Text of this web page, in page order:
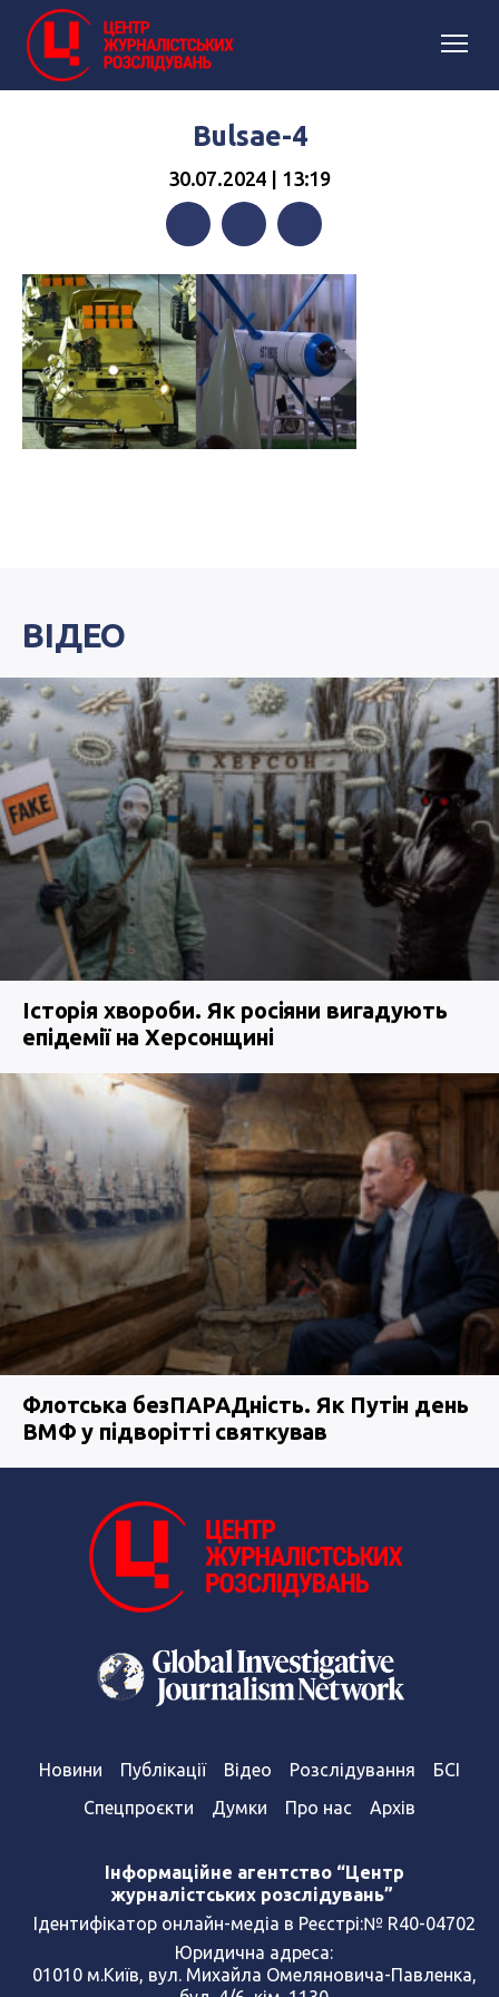
Bulsae-4
30.07.2024 | 13:19
ВІДЕО
Історія хвороби. Як росіяни вигадують
епідемії на Херсонщині
Флотська безПАРАДність. Як Путін день
ВМФ у підворітті святкував
Новини Публікації Відео Розслідування
БСІ
Спецпроєкти
Думки Про нас Архів
Інформаційне агентство “Центр
журналістських розслідувань”
Ідентифікатор онлайн-медіа в Реєстрі:№ R40-04702
Юридична адреса:
01010 м.Київ, вул. Михайла Омеляновича-Павленка,